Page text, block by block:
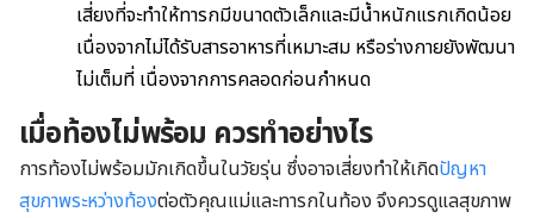
เสี่ยงที่จะทำให้ทารกมีขนาดตัวเล็กและมีน้ำหนักแรกเกิดน้อย
เนื่องจากไม่ได้รับสารอาหารที่เหมาะสม หรือร่างกายยังพัฒนา
ไม่เต็มที่ เนื่องจากการคลอดก่อนกำหนด
เมื่อท้องไม่พร้อม ควรทำอย่างไร
การท้องไม่พร้อมมักเกิดขึ้นในวัยรุ่น ซึ่งอาจเสี่ยงทำให้เกิดปัญหา
สุขภาพระหว่างท้องต่อตัวคุณแม่และทารกในท้อง จึงควรดูแลสุขภาพ